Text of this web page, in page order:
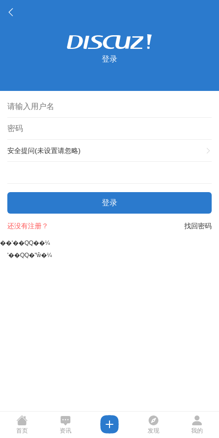
登录
安全提问(未设置请忽略)
登录
找回密码
还没有注册？
��ʹ��QQ��¼
ʹ��QQ�ʺŵ�¼
首页 资讯 发现 我的